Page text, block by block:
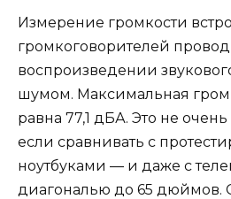
Измерение громкости
громкоговорителей
воспроизведении
шумом. Максимальная
равна 77,1 дБА. Это не
если сравнивать с
ноутбуками — и даже с
диагональю до 65 дюймов.